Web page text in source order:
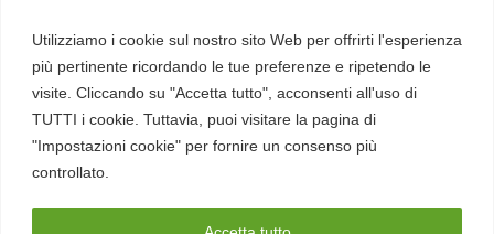
Utilizziamo i cookie sul nostro sito Web per offrirti l'esperienza
più pertinente ricordando le tue preferenze e ripetendo le
visite. Cliccando su "Accetta tutto", acconsenti all'uso di
TUTTI i cookie. Tuttavia, puoi visitare la pagina di
"Impostazioni cookie" per fornire un consenso più
controllato.
Eventi
Fumetto Cyber
Newsletter
Servizi
Pubblicità
English
Ultime CVE critiche